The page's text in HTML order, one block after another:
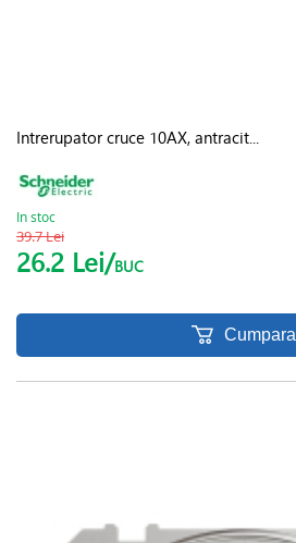
Intrerupator cruce 10AX, antracit...
In stoc
39.7 Lei
26.2 Lei/BUC
Cumpara